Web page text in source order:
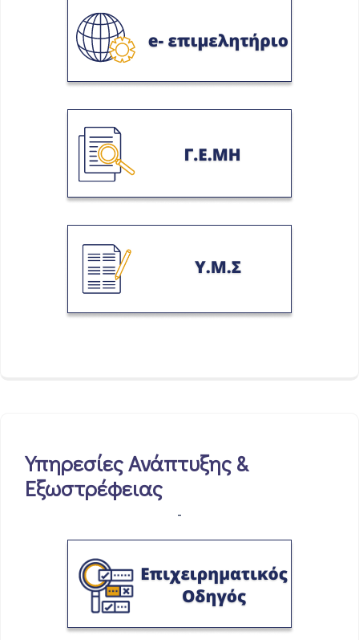
Υπηρεσίες Ανάπτυξης &
Εξωστρέφειας
-